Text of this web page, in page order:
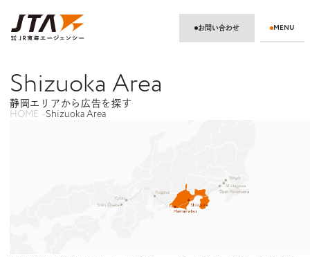
ホーム
駅メディア
東名阪ネットワーク
お問い合わせ MENU
Shizuoka Area
静岡エリアから広告を探す
HOME Shizuoka Area